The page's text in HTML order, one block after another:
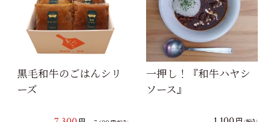
黒毛和牛のごはんシリ
ーズ
一押し！『和牛ハヤシ
ソース』